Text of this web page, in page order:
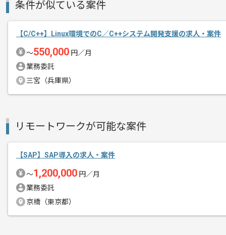
条件が似ている案件
【C/C++】Linux環境でのC／C++システム開発支援の求人・案件
〜550,000 円／月
業務委託
三宮（兵庫県）
リモートワークが可能な案件
【SAP】SAP導入の求人・案件
〜1,200,000 円／月
業務委託
京橋（東京都）